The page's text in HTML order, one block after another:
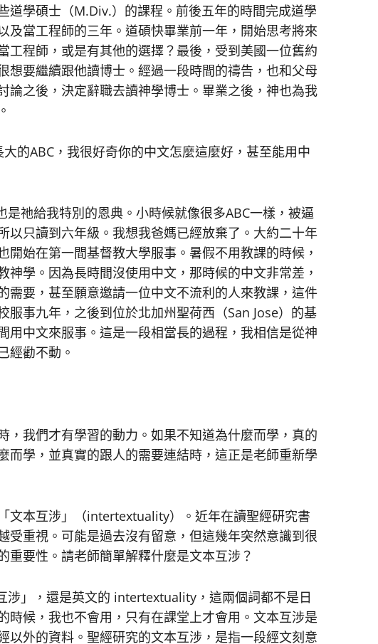
道學碩士（M.Div.）的課程。前後五年的時間完成道學
及當工程師的三年。道碩快畢業前一年，開始思考將來
工程師，或是有其他的選擇？最後，受到美國一位舊約
想要繼續跟他讀博士。經過一段時間的禱告，也和父母
論之後，決定辭職去讀神學博士。畢業之後，神也為我
的ABC，我很好奇你的中文怎麼這麼好，甚至能用中
是祂給我特別的恩典。小時候就像很多ABC一樣，被逼
以只讀到六年級。我想我爸媽已經放棄了。大約二十年
開始在第一間基督教大學服事。暑假不用教課的時候，
神學。因為長時間沒使用中文，那時候的中文非常差，
需要，甚至願意邀請一位中文不流利的人來教課，這件
服事九年，之後到位於北加州聖荷西（San Jose）的基
用中文來服事。這是一段相當長的過程，我相信是從神
經勸不動。
，我們才有學習的動力。如果不知道為什麼而學，真的
而學，並真實的跟人的需要連結時，這正是老師重新學
文本互涉」（intertextuality）。近年在讀聖經研究書
受重視。可能是過去沒有留意，但這幾年突然意識到很
重要性。請老師簡單解釋什麼是文本互涉？
涉」，還是英文的 intertextuality，這兩個詞都不是日
時候，我也不會用，只有在課堂上才會用。文本互涉是
以外的資料。聖經研究的文本互涉，是指一段經文刻意